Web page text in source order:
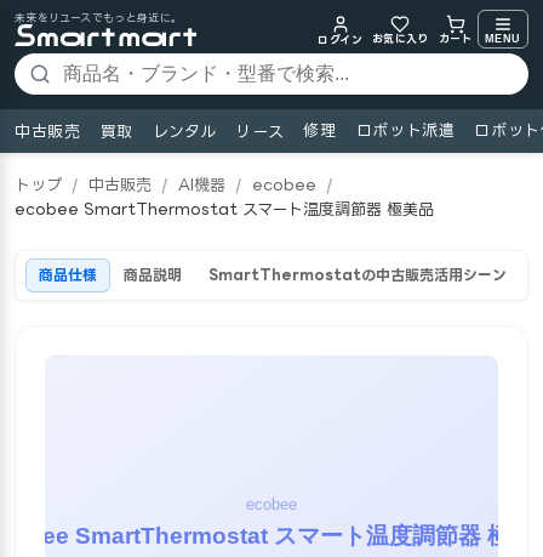
未来をリユースでもっと身近に。
ログイン
お気に入り カート MENU
中古販売 買取 レンタル リース 修理 ロボット派遣 ロボッ
トップ / 中古販売 / AI機器 / ecobee
/
ecobee SmartThermostat スマート温度調節器 極美品
商品仕様 商品説明 SmartThermostatの中古販売活用シーン